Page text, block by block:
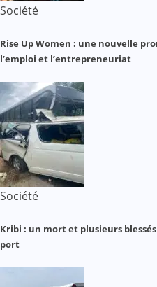
Société
Rise Up Women : une nouvelle
l’emploi et l’entrepreneuriat
Société
Kribi : un mort et plusieurs
port